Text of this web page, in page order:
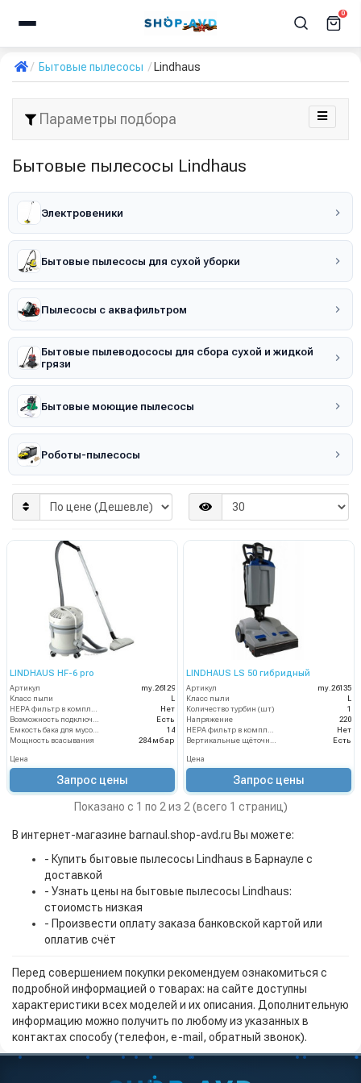
0
Бытовые пылесосы Lindhaus
Параметры подбора
Бытовые пылесосы Lindhaus
Электровеники
Бытовые пылесосы для сухой уборки
Пылесосы с аквафильтром
Бытовые пылеводососы для сбора сухой и жидкой
грязи
Бытовые моющие пылесосы
Роботы-пылесосы
LINDHAUS HF-6 pro
Артикул
my.26129
Класс пыли
Нет
Есть
14
Мощность всасывания
284 мбар
Цена
Запрос цены
LINDHAUS LS 50 гибридный
Артикул
my.26135
Класс пыли
Количество турбин (шт)
1
Напряжение
220
Нет
Есть
Цена
Запрос цены
Показано с 1 по 2 из 2 (всего 1 страниц)
В интернет-магазине barnaul.shop-avd.ru Вы можете:
- Купить бытовые пылесосы Lindhaus в Барнауле с
доставкой
- Узнать цены на бытовые пылесосы Lindhaus:
стоиомсть низкая
- Произвести оплату заказа банковской картой или
оплатив счёт
Перед совершением покупки рекомендуем ознакомиться с
подробной информацией о товарах: на сайте доступны
характеристики всех моделей и их описания. Дополнительную
информацию можно получить по любому из указанных в
контактах способу (телефон, e-mail, обратный звонок).